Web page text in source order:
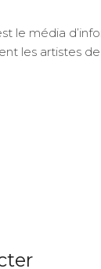
le média
les artistes